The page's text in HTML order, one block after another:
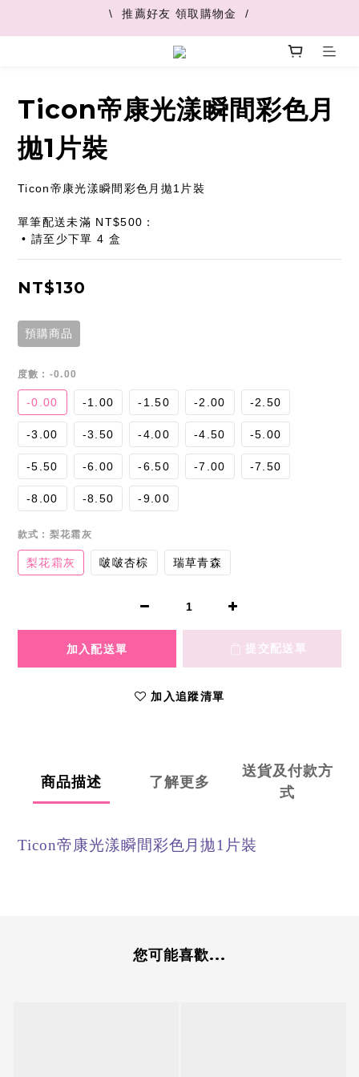
\  V+快速配最快45分鐘到  /
\  推薦好友 領取購物金  /
\  V+快速配最快45分鐘到  /
Ticon帝康光漾瞬間彩色月
拋1片裝
Ticon帝康光漾瞬間彩色月拋1片裝
單筆配送未滿 NT$500：
• 請至少下單 4 盒
NT$130
預購商品
度數 : -0.00
-0.00 -1.00 -1.50 -2.00 -2.50
-3.00 -3.50 -4.00 -4.50 -5.00
-5.50 -6.00 -6.50 -7.00 -7.50
-8.00 -8.50 -9.00
款式 : 梨花霜灰
梨花霜灰 啵啵杏棕 瑞草青森
加入追蹤清單
商品描述 了解更多
送貨及付款方
式
Ticon帝康光漾瞬間彩色月拋1片裝
您可能喜歡...